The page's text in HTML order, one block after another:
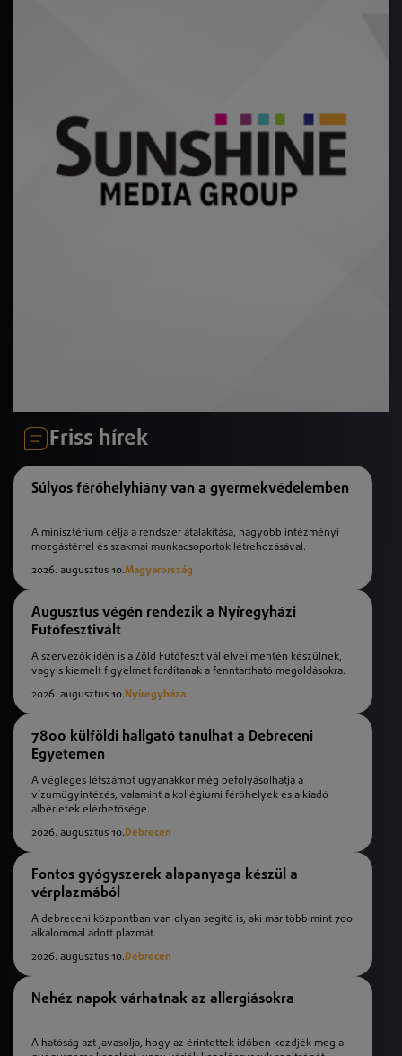
Friss hírek
Súlyos férőhelyhiány van a gyermekvédelemben
A minisztérium célja a rendszer átalakítása, nagyobb intézményi
mozgástérrel és szakmai munkacsoportok létrehozásával.
2026. augusztus 10.Magyarország
Augusztus végén rendezik a Nyíregyházi
Futófesztivált
A szervezők idén is a Zöld Futófesztivál elvei mentén készülnek,
vagyis kiemelt figyelmet fordítanak a fenntartható megoldásokra.
2026. augusztus 10. Nyíregyháza
7800 külföldi hallgató tanulhat a Debreceni
Egyetemen
A végleges létszámot ugyanakkor még befolyásolhatja a
vízumügyintézés, valamint a kollégiumi férőhelyek és a kiadó
albérletek elérhetősége.
2026. augusztus 10.Debrecen
Fontos gyógyszerek alapanyaga készül a
vérplazmából
A debreceni központban van olyan segítő is, aki már több mint 700
alkalommal adott plazmát.
2026. augusztus 10.Debrecen
Nehéz napok várhatnak az allergiásokra
A hatóság azt javasolja, hogy az érintettek időben kezdjék meg a